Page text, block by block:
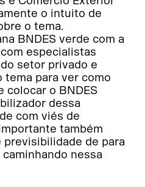
o intuito de
o tema.
BNDES verde com a
especialistas
setor privado e
tema para ver como
colocar o BNDES
dessa
com viés de
também
de para
nessa